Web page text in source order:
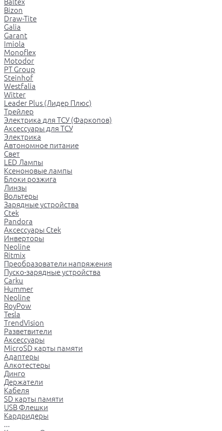
Baltex
Bizon
Draw-Tite
Galia
Garant
Imiola
Monoflex
Motodor
PT Group
Steinhof
Westfalia
Witter
Leader Plus (Лидер Плюс)
Трейлер
Электрика для ТСУ (Фаркопов)
Аксессуары для ТСУ
Электрика
Автономное питание
Свет
LED Лампы
Ксеноновые лампы
Блоки розжига
Линзы
Вольтеры
Зарядные устройства
Ctek
Pandora
Аксессуары Ctek
Инверторы
Neoline
Ritmix
Преобразователи напряжения
Пуско-зарядные устройства
Carku
Hummer
Neoline
RoyPow
Tesla
TrendVision
Разветвители
Аксессуары
MicroSD карты памяти
Адаптеры
Алкотестеры
Динго
Держатели
Кабеля
SD карты памяти
USB Флешки
Кардридеры
...